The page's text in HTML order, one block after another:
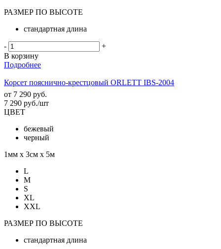
РАЗМЕР ПО ВЫСОТЕ
стандартная длина
-
+
В корзину
Подробнее
Корсет пояснично-крестцовый ORLETT IBS-2004
от 7 290 руб.
7 290 руб./шт
ЦВЕТ
бежевый
черный
1мм х 3см х 5м
L
M
S
XL
XXL
РАЗМЕР ПО ВЫСОТЕ
стандартная длина